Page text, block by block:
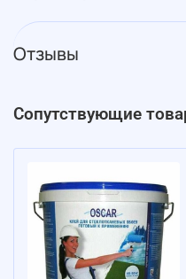
Отзывы
Сопутствующие